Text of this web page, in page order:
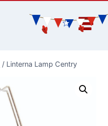
/ Linterna Lamp Centry